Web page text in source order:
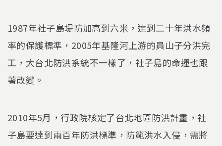
1987年社子島堤防加高到六米，達到二十年洪水頻
率的保護標準，2005年基隆河上游的員山子分洪完
工，大台北防洪系統不一樣了，社子島的命運也跟
著改變。
2010年5月，行政院核定了台北地區防洪計畫，社
子島要達到兩百年防洪標準，防範洪水入侵，需將